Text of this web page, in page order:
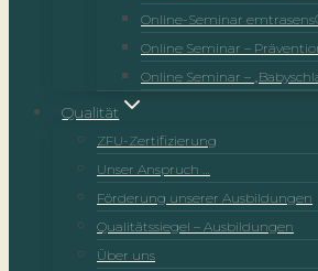
Online-Seminar
Online Seminar –
Online Seminar –
Qualität
ZFU-Zertifizierung
Unser Anspruch …
Förderung unserer Ausbildungen
Qualitätssiegel – Ausbildungen
Über uns